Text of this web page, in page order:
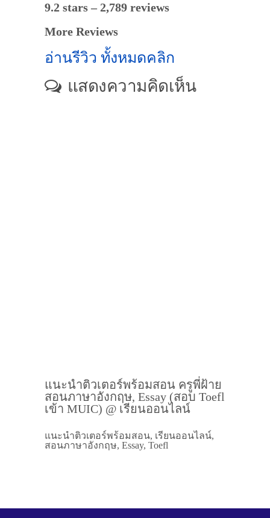
9.2 stars – 2,789 reviews
More Reviews
อ่านรีวิว ทั้งหมดคลิก
แสดงความคิดเห็น
แนะนำติวเตอร์พร้อมสอน ครูพี่ฝ้าย
สอนภาษาอังกฤษ, Essay (สอบ Toefl
เข้า MUIC) @ เรียนออนไลน์
แนะนำติวเตอร์พร้อมสอน, เรียนออนไลน์,
สอนภาษาอังกฤษ, Essay, Toefl